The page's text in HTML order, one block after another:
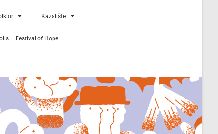
Kazalište
– Festival of Hope